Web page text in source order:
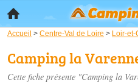
Accueil > Centre-Val de Loire > Loir-et-
Camping la
Cette fiche présente "Camping la